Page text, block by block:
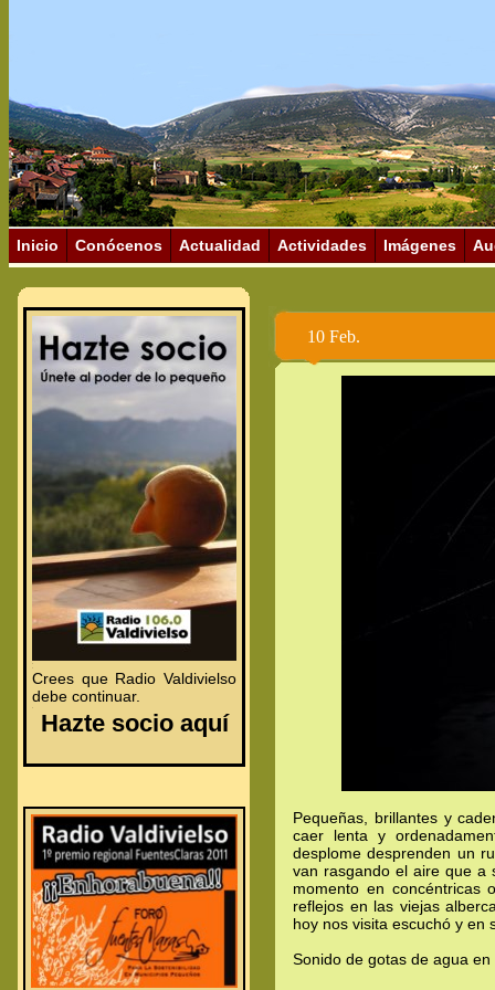
Inicio Conócenos Actualidad Actividades Imágenes
.
.
Crees que Radio Valdivielso
debe continuar.
.
Hazte socio aquí
10 Feb.
Pequeñas, brillantes y
caer lenta y
desplome desprenden un
van rasgando el aire que a
momento en concéntricas
reflejos en las viejas
hoy nos visita escuchó y en
Sonido de gotas de agua